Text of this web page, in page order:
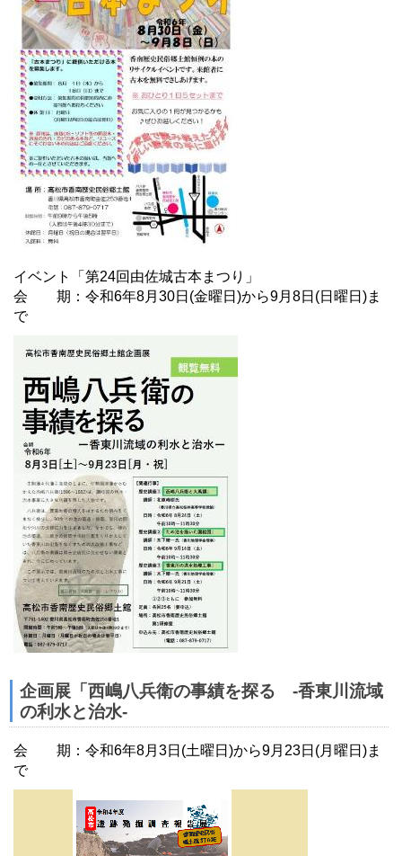
イベント「第24回由佐城古本まつり」
会 期：令和6年8月30日(金曜日)から9月8日(日曜日)ま
で
企画展「西嶋八兵衛の事績を探る -香東川流域
の利水と治水-
会 期：令和6年8月3日(土曜日)から9月23日(月曜日)ま
で